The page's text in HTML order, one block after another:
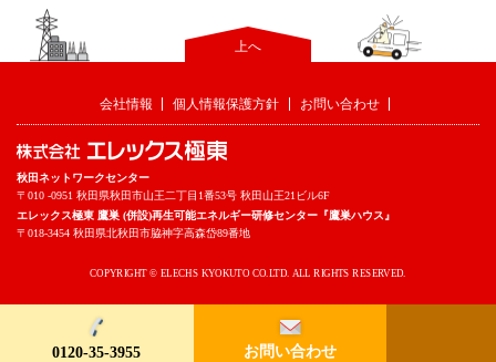
0120-35-3955 お問い合わせ
上へ
会社情報 個人情報保護方針 お問い合わせ
秋田ネットワークセンター
〒010 -0951 秋田県秋田市山王二丁目1番53号 秋田山王21ビル6F
エレックス極東 鷹巣 (併設)再生可能エネルギー研修センター『鷹巣ハウス』
〒018-3454 秋田県北秋田市脇神字高森岱89番地
COPYRIGHT © ELECHS KYOKUTO CO.LTD. ALL RIGHTS RESERVED.